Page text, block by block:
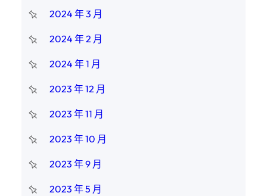
2024 年 3 月
2024 年 2 月
2024 年 1 月
2023 年 12 月
2023 年 11 月
2023 年 10 月
2023 年 9 月
2023 年 5 月